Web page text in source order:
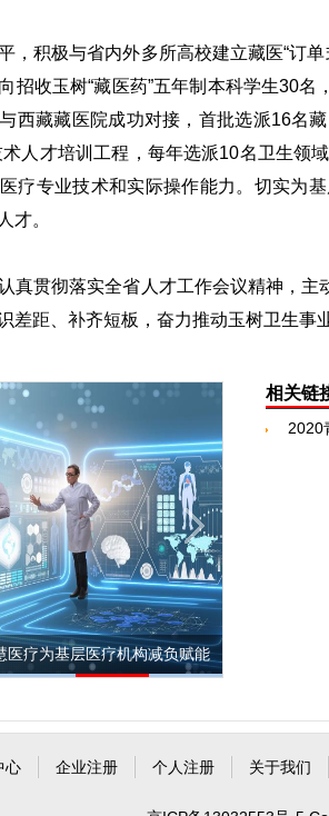
，积极与省内外多所高校建立藏医“订
招收玉树“藏医药”五年制本科学生30
西藏藏医院成功对接，首批选派16名
术人才培训工程，每年选派10名卫生领
疗专业技术和实际操作能力。切实为
才。
真贯彻落实全省人才工作会议精神，主
差距、补齐短板，奋力推动玉树卫生事
医疗为基层医疗机构减负赋能
相关链
2020
心 企业注册 个人注册 关于我们